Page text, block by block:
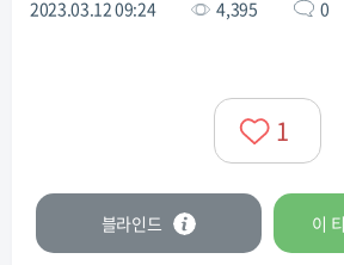
2023.03.12 09:24 4,395 0
1
블라인드 이